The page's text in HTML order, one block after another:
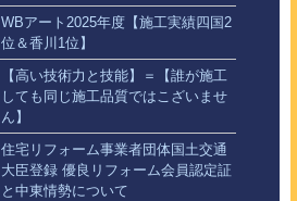
WBアート2025年度【施工実績四国2
位＆香川1位】
【高い技術力と技能】＝【誰が施工
しても同じ施工品質ではこざいませ
ん】
住宅リフォーム事業者団体国土交通
大臣登録 優良リフォーム会員認定証
と中東情勢について